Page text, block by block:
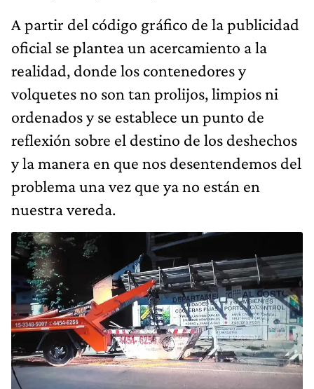
A partir del código gráfico de la publicidad
oficial se plantea un acercamiento a la
realidad, donde los contenedores y
volquetes no son tan prolijos, limpios ni
ordenados y se establece un punto de
reflexión sobre el destino de los deshechos
y la manera en que nos desentendemos del
problema una vez que ya no están en
nuestra vereda.